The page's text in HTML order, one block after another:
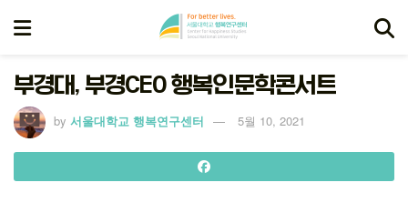
부경대, 부경CEO 행복인문학콘서트
by 서울대학교 행복연구센터 5월 10, 2021